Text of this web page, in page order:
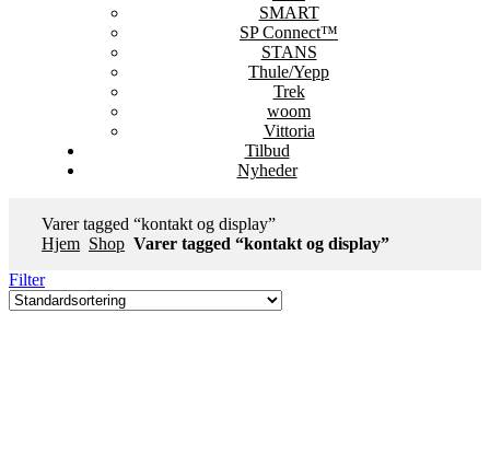
SMART
SP Connect™
STANS
Thule/Yepp
Trek
woom
Vittoria
Tilbud
Nyheder
Varer tagged “kontakt og display”
Hjem Shop Varer tagged “kontakt og display”
Filter